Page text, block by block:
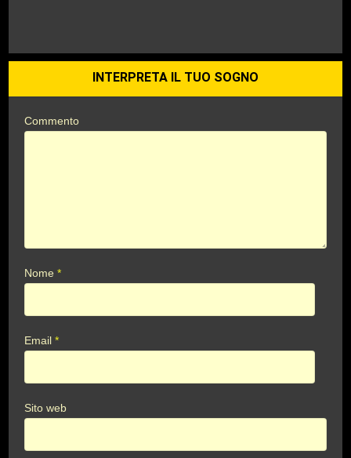
INTERPRETA IL TUO SOGNO
Commento
Nome*
Email*
Sito web